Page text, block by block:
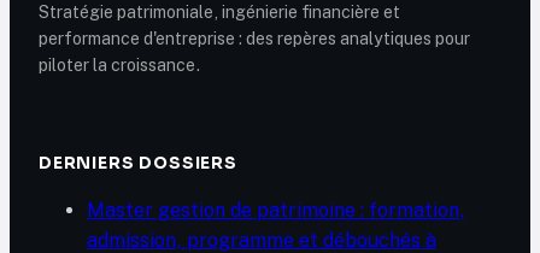
Stratégie patrimoniale, ingénierie financière et
performance d'entreprise : des repères analytiques pour
piloter la croissance.
DERNIERS DOSSIERS
Master gestion de patrimoine : formation,
admission, programme et débouchés à